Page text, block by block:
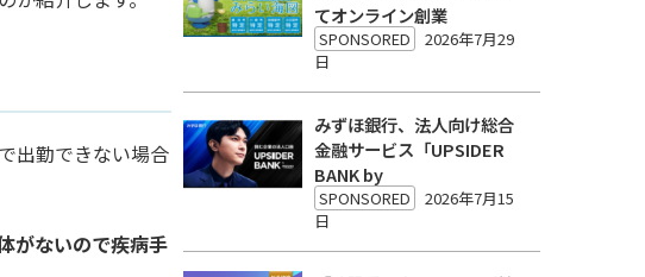
出勤できない場合
がないので疾病手
てオンライン創業
SPONSORED
2026年7月29
日
みずほ銀行、法人向け総合
金融サービス「UPSIDER
BANK by
SPONSORED
2026年7月15
日